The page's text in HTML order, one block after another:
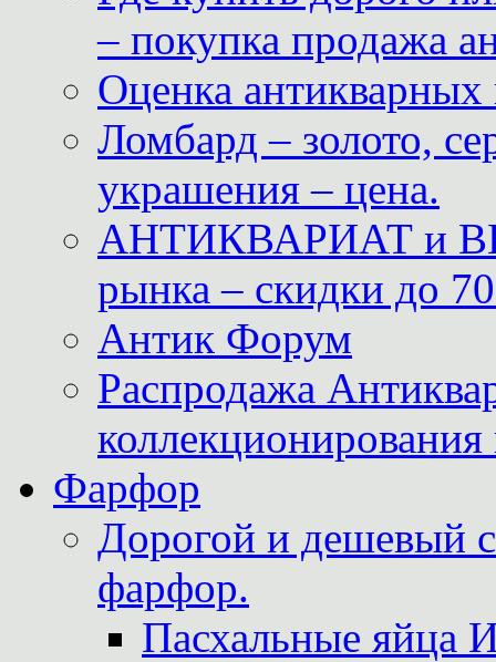
– покупка продажа
Оценка антикварных
Ломбард – золото,
украшения – цена.
АНТИКВАРИАТ и
рынка – скидки до
Антик Форум
Распродажа
Фарфор
Дорогой и дешевый
фарфор.
Пасхальные яйца